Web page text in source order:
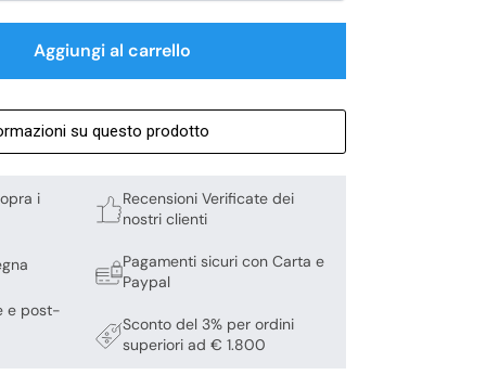
Aggiungi al carrello
su questo prodotto
i
e post-
Recensioni Verificate dei
nostri clienti
Pagamenti sicuri con Carta e
Paypal
Sconto del 3% per ordini
superiori ad € 1.800